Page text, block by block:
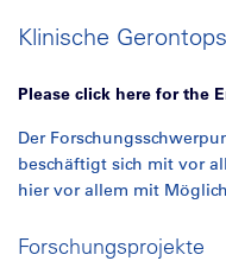
Klinische
Please click here for the
Der
beschäftigt sich mit vor
hier vor allem mit
Forschungsprojekte